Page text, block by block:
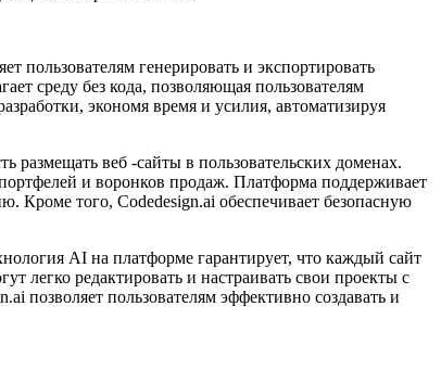
пользователям генерировать и экспортировать
среду без кода, позволяющая пользователям
экономя время и усилия, автоматизируя
веб -сайты в пользовательских доменах.
и воронков продаж. Платформа поддерживает
Кроме того, Codedesign.ai обеспечивает безопасную
AI на платформе гарантирует, что каждый сайт
легко редактировать и настраивать свои проекты с
позволяет пользователям эффективно создавать и